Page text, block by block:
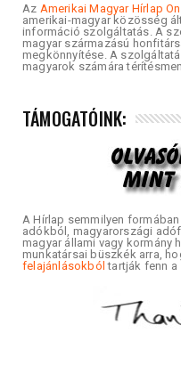
Az Amerikai Magyar Hírlap
amerikai-magyar közösség
információ szolgáltatás. A
magyar származású
megkönnyítése. A
magyarok számára
TÁMOGATÓINK:
A Hírlap semmilyen
adókból, magyarországi
magyar állami vagy kormány
munkatársai büszkék arra,
felajánlásokból tartják fenn a